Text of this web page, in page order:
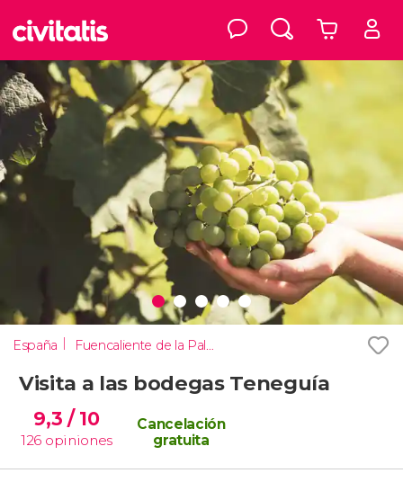
España Fuencaliente de la Palma
Visita a las bodegas Teneguía
9,3/ 10
126 opiniones
Cancelación
gratuita